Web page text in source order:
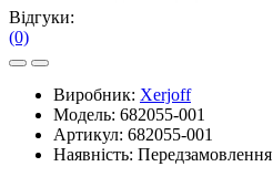
Відгуки:
(0)
Виробник: Xerjoff
Модель: 682055-001
Артикул: 682055-001
Наявність: Передзамовлення